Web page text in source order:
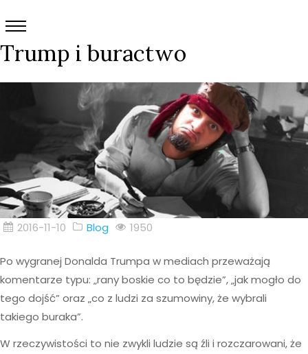
Trump i buractwo
2016-11-10 Blog 1950
Po wygranej Donalda Trumpa w mediach przeważają
komentarze typu: „rany boskie co to będzie”, „jak mogło do
tego dojść” oraz „co z ludzi za szumowiny, że wybrali
takiego buraka”.
W rzeczywistości to nie zwykli ludzie są źli i rozczarowani, że